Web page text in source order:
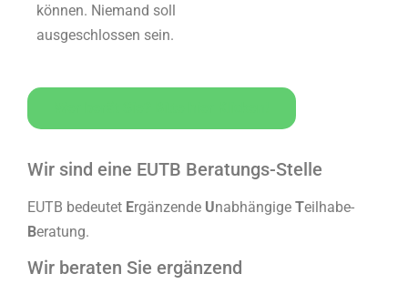
können. Niemand soll
ausgeschlossen sein.
Wir sind eine EUTB Beratungs-Stelle
EUTB bedeutet Ergänzende Unabhängige Teilhabe-
Beratung.
Wir beraten Sie ergänzend